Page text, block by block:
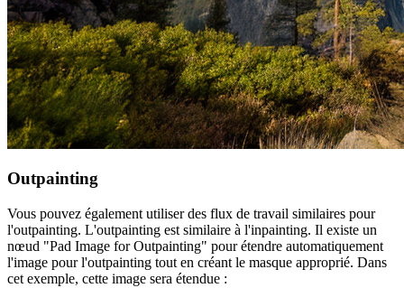
Outpainting
Vous pouvez également utiliser des flux de travail similaires pour
l'outpainting. L'outpainting est similaire à l'inpainting. Il existe un
nœud "Pad Image for Outpainting" pour étendre automatiquement
l'image pour l'outpainting tout en créant le masque approprié. Dans
cet exemple, cette image sera étendue :